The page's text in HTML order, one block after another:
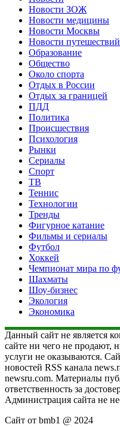
Новости ЗОЖ
Новости медицины
Новости Москвы
Новости путешествий
Образование
Общество
Около спорта
Отдых в России
Отдых за границей
ПДД
Политика
Происшествия
Психология
Рынки
Сериалы
Спорт
ТВ
Теннис
Технологии
Тренды
Фигурное катание
Фильмы и сериалы
Футбол
Хоккей
Чемпионат мира по
Шахматы
Шоу-бизнес
Экология
Экономика
Данный сайт не является
сайте ни чего не продают,
услуги не оказываются.
новостей RSS канала
newsru.com. Материалы
ответственность за
Администрация сайта не
Сайт от bmb1 @ 2024